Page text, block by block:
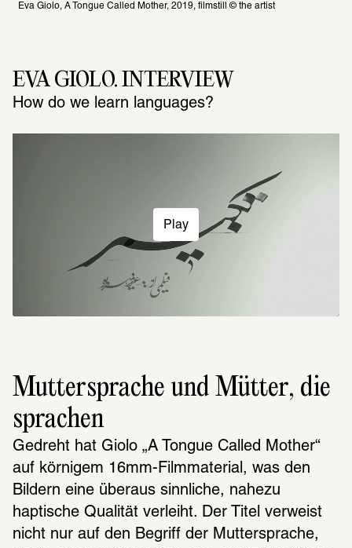
Eva Giolo, A Tongue Called Mother, 2019, filmstill © the artist
Play
EVA GIOLO. INTERVIEW
How do we learn languages?
Muttersprache und Mütter, die
sprachen
Gedreht hat Giolo „A Tongue Called Mother“
auf körnigem 16mm-Filmmaterial, was den
Bildern eine überaus sinnliche, nahezu
haptische Qualität verleiht. Der Titel verweist
nicht nur auf den Begriff der Muttersprache,